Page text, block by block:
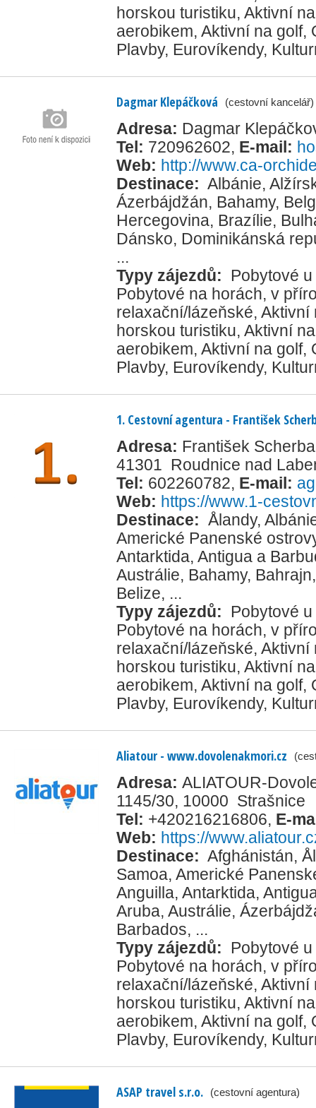
horskou turistiku, Aktivní
aerobikem, Aktivní na golf,
Plavby, Eurovíkendy,
Dagmar Klepáčková (cestovní kancelář)
Adresa: Dagmar
Tel: 720962602, E-mail:
Web: http://www.ca-
Destinace: Albánie,
Ázerbájdžán, Bahamy,
Hercegovina, Brazílie,
Dánsko, Dominikánská
...
Typy zájezdů:
Pobytové
Pobytové na horách, v
relaxační/lázeňské, Aktivní
horskou turistiku, Aktivní
aerobikem, Aktivní na golf,
Plavby, Eurovíkendy,
1. Cestovní agentura - František
Adresa: František
41301 Roudnice nad
Tel: 602260782, E-mail:
Web: https://www.1-
Destinace: Ålandy,
Americké Panenské
Antarktida, Antigua a
Austrálie, Bahamy, Bahrajn
Belize, ...
Typy zájezdů:
Pobytové
Pobytové na horách, v
relaxační/lázeňské, Aktivní
horskou turistiku, Aktivní
aerobikem, Aktivní na golf,
Plavby, Eurovíkendy,
Aliatour - www.dovolenakmori.cz
Adresa: ALIATOUR-
1145/30, 10000 Strašnice
Tel: +420216216806, E-
Web: https://
Destinace: Afghánistán,
Samoa, Americké
Anguilla, Antarktida,
Aruba, Austrálie,
Barbados, ...
Typy zájezdů:
Pobytové
Pobytové na horách, v
relaxační/lázeňské, Aktivní
horskou turistiku, Aktivní
aerobikem, Aktivní na golf,
Plavby, Eurovíkendy,
ASAP travel s.r.o. (cestovní agentura)